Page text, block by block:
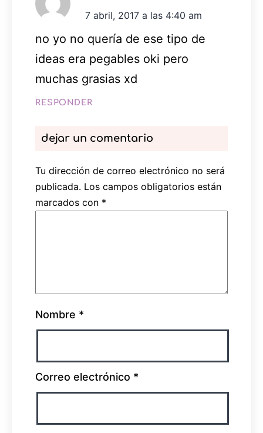
7 abril, 2017 a las 4:40 am
no yo no quería de ese tipo de
ideas era pegables oki pero
muchas grasias xd
RESPONDER
dejar un comentario
Tu dirección de correo electrónico no será
publicada. Los campos obligatorios están
marcados con *
Nombre *
Correo electrónico *